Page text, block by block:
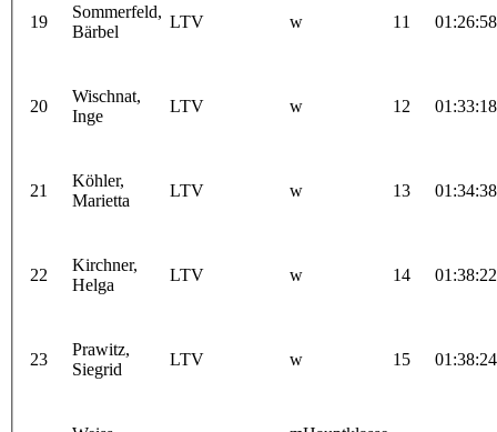
19
Sommerfeld,
Bärbel
LTV w 11 01:26:58
20
Wischnat,
Inge
LTV w 12 01:33:18
21
Köhler,
Marietta
LTV w 13 01:34:38
22
Kirchner,
Helga
LTV w 14 01:38:22
23
Prawitz,
Siegrid
LTV w 15 01:38:24